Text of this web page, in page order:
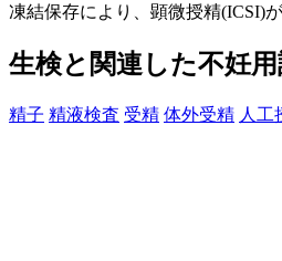
凍結保存により、顕微授精(ICSI)
生検と関連した不妊
精子 精液検査 受精 体外受精 人工